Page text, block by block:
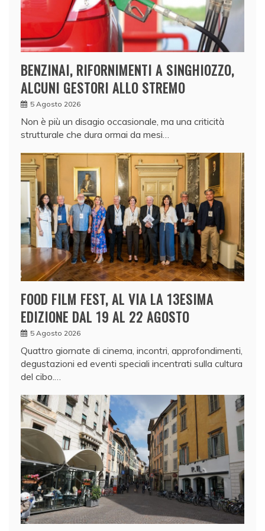
BENZINAI, RIFORNIMENTI A SINGHIOZZO,
ALCUNI GESTORI ALLO STREMO
5 Agosto 2026
Non è più un disagio occasionale, ma una criticità
strutturale che dura ormai da mesi…
FOOD FILM FEST, AL VIA LA 13ESIMA
EDIZIONE DAL 19 AL 22 AGOSTO
5 Agosto 2026
Quattro giornate di cinema, incontri, approfondimenti,
degustazioni ed eventi speciali incentrati sulla cultura
del cibo.…